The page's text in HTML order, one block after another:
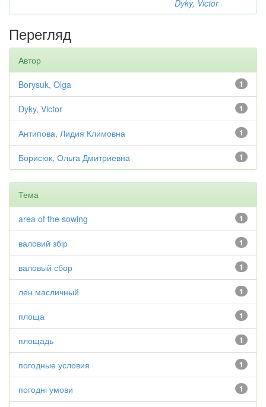
Dyky, Victor
Перегляд
Автор
1
Borysuk, Olga
1
Dyky, Victor
1
Антипова, Лидия Климовна
1
Борисюк, Ольга Дмитриевна
Тема
1
area of the sowing
1
валовий збір
1
валовый сбор
1
лен масличный
1
площа
1
площадь
1
погодные условия
1
погодні умови